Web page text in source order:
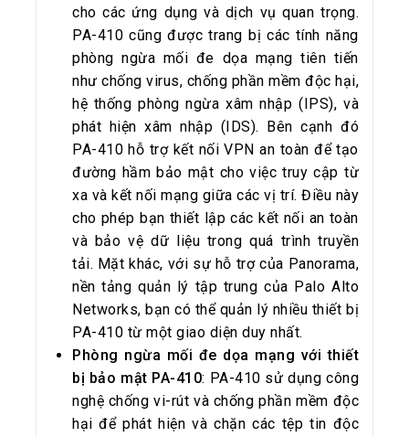
cho các ứng dụng và dịch vụ quan trọng.
PA-410 cũng được trang bị các tính năng
phòng ngừa mối đe dọa mạng tiên tiến
như chống virus, chống phần mềm độc hại,
hệ thống phòng ngừa xâm nhập (IPS), và
phát hiện xâm nhập (IDS). Bên cạnh đó
PA-410 hỗ trợ kết nối VPN an toàn để tạo
đường hầm bảo mật cho việc truy cập từ
xa và kết nối mạng giữa các vị trí. Điều này
cho phép bạn thiết lập các kết nối an toàn
và bảo vệ dữ liệu trong quá trình truyền
tải. Mặt khác, với sự hỗ trợ của Panorama,
nền tảng quản lý tập trung của Palo Alto
Networks, bạn có thể quản lý nhiều thiết bị
PA-410 từ một giao diện duy nhất.
Phòng ngừa mối đe dọa mạng với thiết
bị bảo mật PA-410: PA-410 sử dụng công
nghệ chống vi-rút và chống phần mềm độc
hại để phát hiện và chặn các tệp tin độc